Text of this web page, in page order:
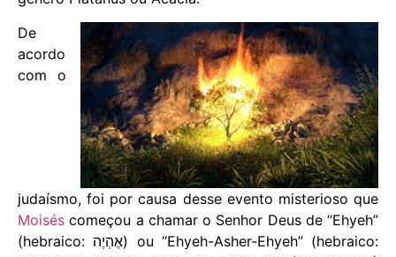
De
acordo
com o
judaísmo, foi por causa desse evento misterioso que
Moisés começou a chamar o Senhor Deus de “Ehyeh”
(hebraico: אֶהְיֶה) ou “Ehyeh-Asher-Ehyeh” (hebraico: